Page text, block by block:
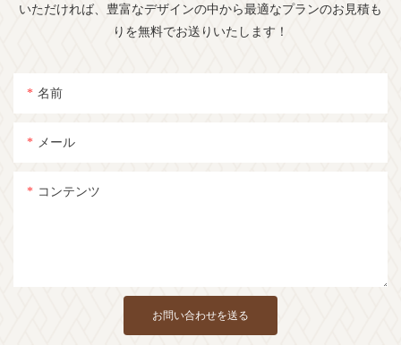
いただければ、豊富なデザインの中から最適なプランのお見積も
りを無料でお送りいたします！
名前
メール
コンテンツ
お問い合わせを送る